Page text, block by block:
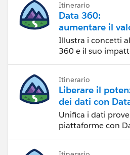
Itinerario
Data 360:
aumentare il
dei dati
Illustra i concetti
360 e il suo
Itinerario
Liberare il
dei dati con
Cloud
Unifica i dati
piattaforme con